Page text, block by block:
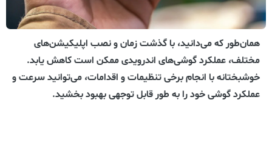
همان‌طور که می‌دانید، با گذشت زمان و نصب اپلیکیشن‌های
مختلف، عملکرد گوشی‌های اندرویدی ممکن است کاهش یابد.
خوشبختانه با انجام برخی تنظیمات و اقدامات، می‌توانید سرعت و
عملکرد گوشی خود را به طور قابل توجهی بهبود بخشید.